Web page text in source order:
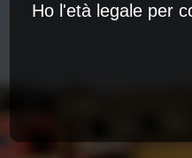
Ho l'età legale per